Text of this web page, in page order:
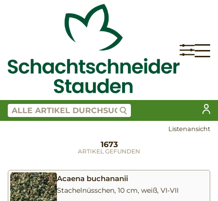
Listenansicht
1673
ARTIKEL GEFUNDEN
Acaena buchananii
Stachelnüsschen, 10 cm, weiß, VI-VII